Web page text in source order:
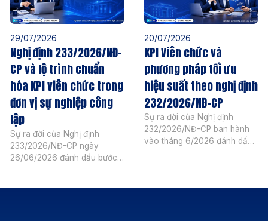
29/07/2026
Nghị định 233/2026/NĐ-
CP và lộ trình chuẩn
hóa KPI viên chức trong
đơn vị sự nghiệp công
lập
Sự ra đời của Nghị định
233/2026/NĐ-CP ngày
26/06/2026 đánh dấu bước
20/07/2026
KPI Viên chức và
phương pháp tối ưu
hiệu suất theo nghị định
232/2026/NĐ-CP
Sự ra đời của Nghị định
232/2026/NĐ-CP ban hành
vào tháng 6/2026 đánh dấu
lập. Đẩy mạnh quản lý nhân